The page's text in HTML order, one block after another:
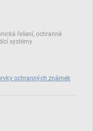
řešení, ochranné
systémy
ochranných známek